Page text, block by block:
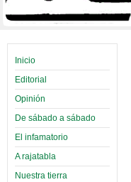
Inicio
Editorial
Opinión
De sábado a sábado
El infamatorio
A rajatabla
Nuestra tierra